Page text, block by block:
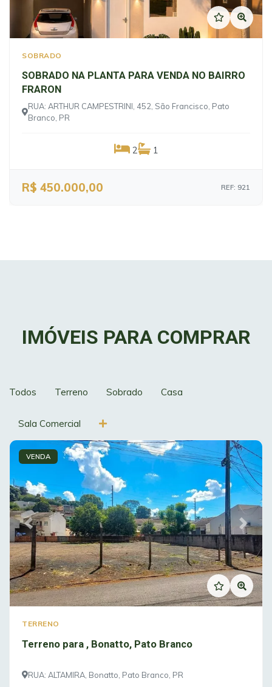
SOBRADO
SOBRADO NA PLANTA PARA VENDA NO BAIRRO
FRARON
RUA: ARTHUR CAMPESTRINI, 452, São Francisco, Pato
Branco, PR
2 1
R$ 450.000,00 REF: 921
IMÓVEIS PARA COMPRAR
Todos Terreno Sobrado Casa
Sala Comercial
VENDA
Previous Next
TERRENO
Terreno para , Bonatto, Pato Branco
RUA: ALTAMIRA, Bonatto, Pato Branco, PR